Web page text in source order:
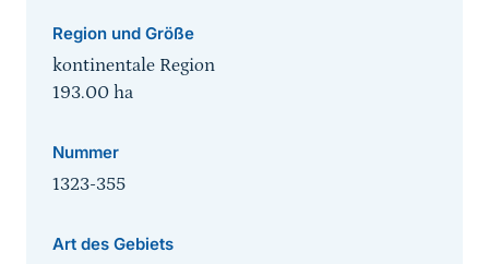
Region und Größe
kontinentale Region
193.00 ha
Nummer
1323-355
Art des Gebiets